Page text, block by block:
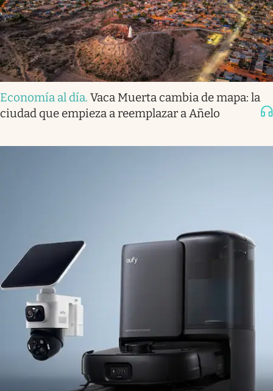
Economía al día. Vaca Muerta cambia de mapa: la
ciudad que empieza a reemplazar a Añelo